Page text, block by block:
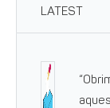
LATEST